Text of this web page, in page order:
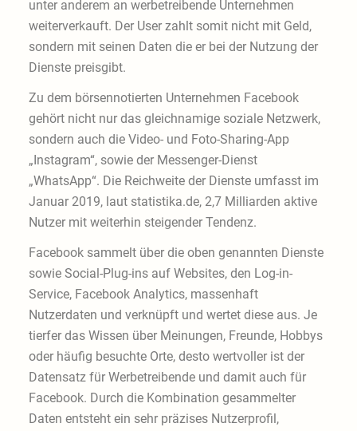
unter anderem an werbetreibende Unternehmen
weiterverkauft. Der User zahlt somit nicht mit Geld,
sondern mit seinen Daten die er bei der Nutzung der
Dienste preisgibt.
Zu dem börsennotierten Unternehmen Facebook
gehört nicht nur das gleichnamige soziale Netzwerk,
sondern auch die Video- und Foto-Sharing-App
„Instagram“, sowie der Messenger-Dienst
„WhatsApp“. Die Reichweite der Dienste umfasst im
Januar 2019, laut statistika.de, 2,7 Milliarden aktive
Nutzer mit weiterhin steigender Tendenz.
Facebook sammelt über die oben genannten Dienste
sowie Social-Plug-ins auf Websites, den Log-in-
Service, Facebook Analytics, massenhaft
Nutzerdaten und verknüpft und wertet diese aus. Je
tierfer das Wissen über Meinungen, Freunde, Hobbys
oder häufig besuchte Orte, desto wertvoller ist der
Datensatz für Werbetreibende und damit auch für
Facebook. Durch die Kombination gesammelter
Daten entsteht ein sehr präzises Nutzerprofil,